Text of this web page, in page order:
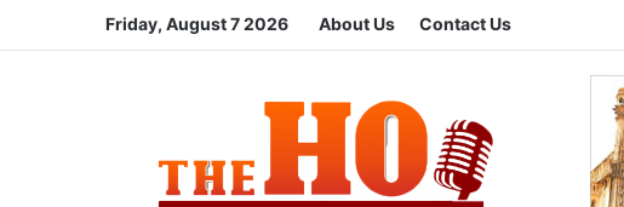
Friday, August 7 2026 About Us Contact Us